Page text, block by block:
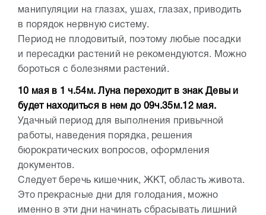
манипуляции на глазах, ушах, глазах, приводить
в порядок нервную систему.
Период не плодовитый, поэтому любые посадки
и пересадки растений не рекомендуются. Можно
бороться с болезнями растений.
10 мая в 1 ч.54м. Луна переходит в знак Девы и
будет находиться в нем до 09ч.35м.12 мая.
Удачный период для выполнения привычной
работы, наведения порядка, решения
бюрократических вопросов, оформления
документов.
Следует беречь кишечник, ЖКТ, область живота.
Это прекрасные дни для голодания, можно
именно в эти дни начинать сбрасывать лишний